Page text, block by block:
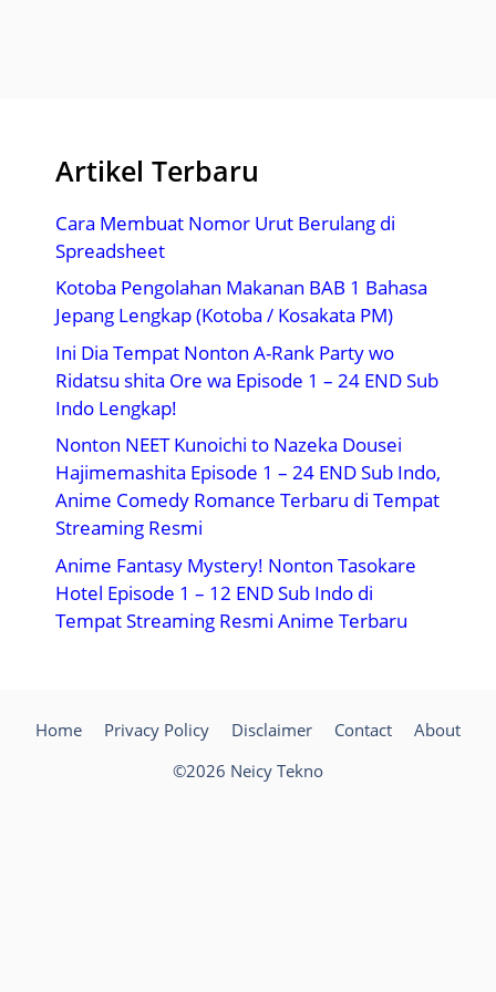
Artikel Terbaru
Cara Membuat Nomor Urut Berulang di
Spreadsheet
Kotoba Pengolahan Makanan BAB 1 Bahasa
Jepang Lengkap (Kotoba / Kosakata PM)
Ini Dia Tempat Nonton A-Rank Party wo
Ridatsu shita Ore wa Episode 1 – 24 END Sub
Indo Lengkap!
Nonton NEET Kunoichi to Nazeka Dousei
Hajimemashita Episode 1 – 24 END Sub Indo,
Anime Comedy Romance Terbaru di Tempat
Streaming Resmi
Anime Fantasy Mystery! Nonton Tasokare
Hotel Episode 1 – 12 END Sub Indo di
Tempat Streaming Resmi Anime Terbaru
Home Privacy Policy Disclaimer Contact
About
©2026 Neicy Tekno